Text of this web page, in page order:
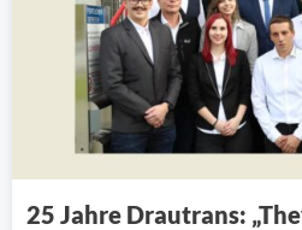
25 Jahre Drautrans: